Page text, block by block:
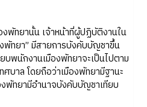
พัทยานั้น เจ้าหน้าที่ผู้ปฏิบัติงานใน
พัทยา” มีสายการบังคับบัญชาขึ้น
พนักงานเมืองพัทยาจะเป็นไปตาม
บาล โดยถือว่าเมืองพัทยามีฐานะ
งพัทยามีอำนาจบังคับบัญชาเทียบ